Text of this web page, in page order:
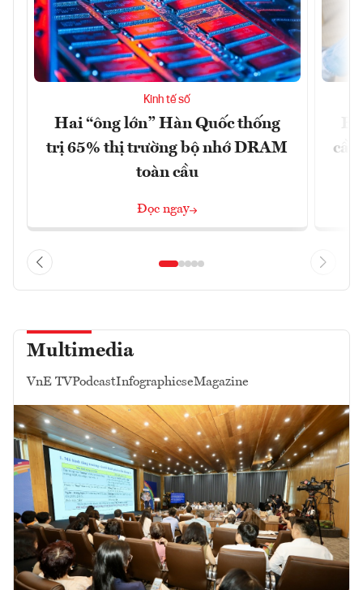
Kinh tế số
Hai “ông lớn” Hàn Quốc thống
trị 65% thị trường bộ nhớ DRAM
toàn cầu
Đọc ngay
Multimedia
VnE TVPodcastInfographicseMagazine